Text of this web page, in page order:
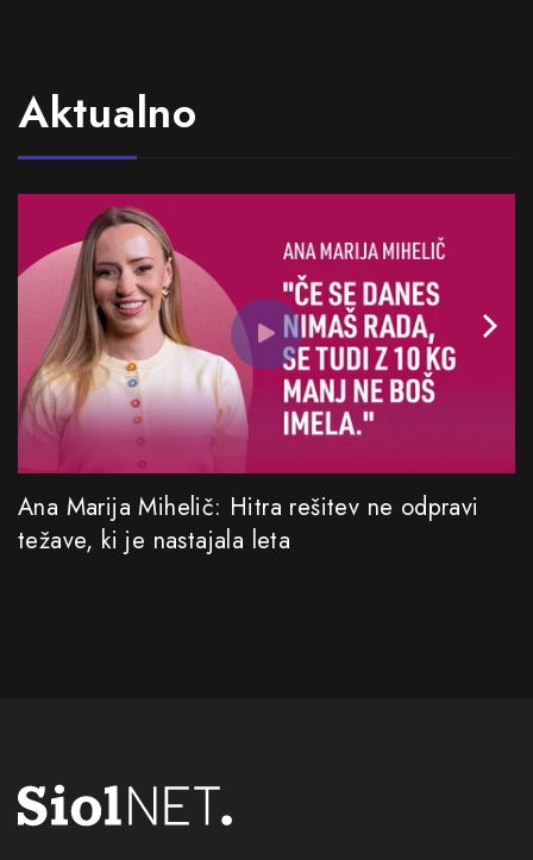
Aktualno
Ana Marija Mihelič: Hitra rešitev ne odpravi
težave, ki je nastajala leta